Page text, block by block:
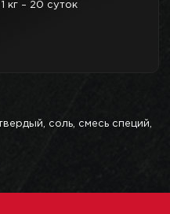
кг – 20 суток
соль, смесь специй,